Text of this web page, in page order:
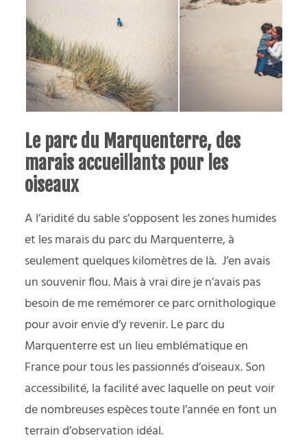
Le parc du Marquenterre, des
marais accueillants pour les
oiseaux
A l’aridité du sable s’opposent les zones humides
et les marais du parc du Marquenterre, à
seulement quelques kilomètres de là. J’en avais
un souvenir flou. Mais à vrai dire je n’avais pas
besoin de me remémorer ce parc ornithologique
pour avoir envie d’y revenir. Le parc du
Marquenterre est un lieu emblématique en
France pour tous les passionnés d’oiseaux. Son
accessibilité, la facilité avec laquelle on peut voir
de nombreuses espèces toute l’année en font un
terrain d’observation idéal.